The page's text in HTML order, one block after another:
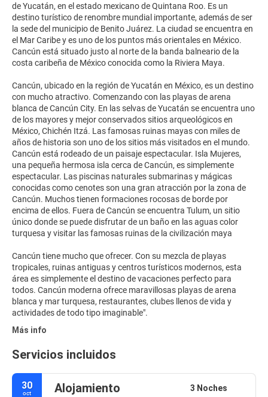
de Yucatán, en el estado mexicano de Quintana Roo. Es un
destino turístico de renombre mundial importante, además de ser
la sede del municipio de Benito Juárez. La ciudad se encuentra en
el Mar Caribe y es uno de los puntos más orientales en México.
Cancún está situado justo al norte de la banda balneario de la
costa caribeña de México conocida como la Riviera Maya.
Cancún, ubicado en la región de Yucatán en México, es un destino
con mucho atractivo. Comenzando con las playas de arena
blanca de Cancún City. En las selvas de Yucatán se encuentra uno
de los mayores y mejor conservados sitios arqueológicos en
México, Chichén Itzá. Las famosas ruinas mayas con miles de
años de historia son uno de los sitios más visitados en el mundo.
Cancún está rodeado de un paisaje espectacular. Isla Mujeres,
una pequeña hermosa isla cerca de Cancún, es simplemente
espectacular. Las piscinas naturales submarinas y mágicas
conocidas como cenotes son una gran atracción por la zona de
Cancún. Muchos tienen formaciones rocosas de borde por
encima de ellos. Fuera de Cancún se encuentra Tulum, un sitio
único donde se puede disfrutar de un baño en las aguas color
turquesa y visitar las famosas ruinas de la civilización maya
Cancún tiene mucho que ofrecer. Con su mezcla de playas
tropicales, ruinas antiguas y centros turísticos modernos, esta
área es simplemente el destino de vacaciones perfecto para
todos. Cancún moderna ofrece maravillosas playas de arena
blanca y mar turquesa, restaurantes, clubes llenos de vida y
Más info
Servicios incluidos
30
oct Alojamiento 3 Noches